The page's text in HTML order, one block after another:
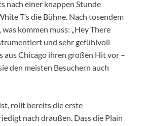
nach einer knappen Stunde
T’s die Bühne. Nach tosendem
kommen muss: „Hey There
und sehr gefühlvoll
aus Chicago ihren großen Hit vor –
den meisten Besuchern auch
rollt bereits die erste
nach draußen. Dass die Plain